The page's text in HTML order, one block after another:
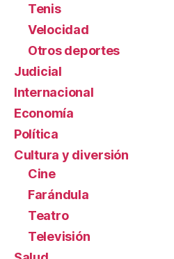
Tenis
Velocidad
Otros deportes
Judicial
Internacional
Economía
Política
Cultura y diversión
Cine
Farándula
Teatro
Televisión